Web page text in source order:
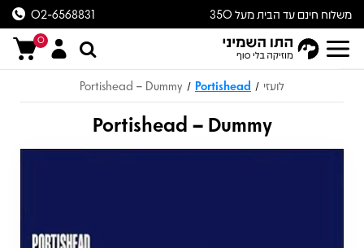
משלוח חינם עד הבית מעל 350
ש״ח
02-6568831
0
לועזי /
Portishead
/
Portishead – Dummy
Portishead – Dummy